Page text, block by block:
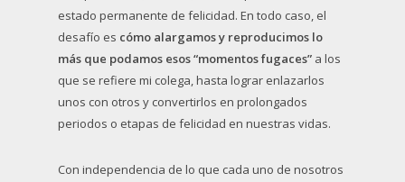
estado permanente de felicidad. En todo caso, el
desafío es cómo alargamos y reproducimos lo
más que podamos esos “momentos fugaces” a los
que se refiere mi colega, hasta lograr enlazarlos
unos con otros y convertirlos en prolongados
periodos o etapas de felicidad en nuestras vidas.
Con independencia de lo que cada uno de nosotros